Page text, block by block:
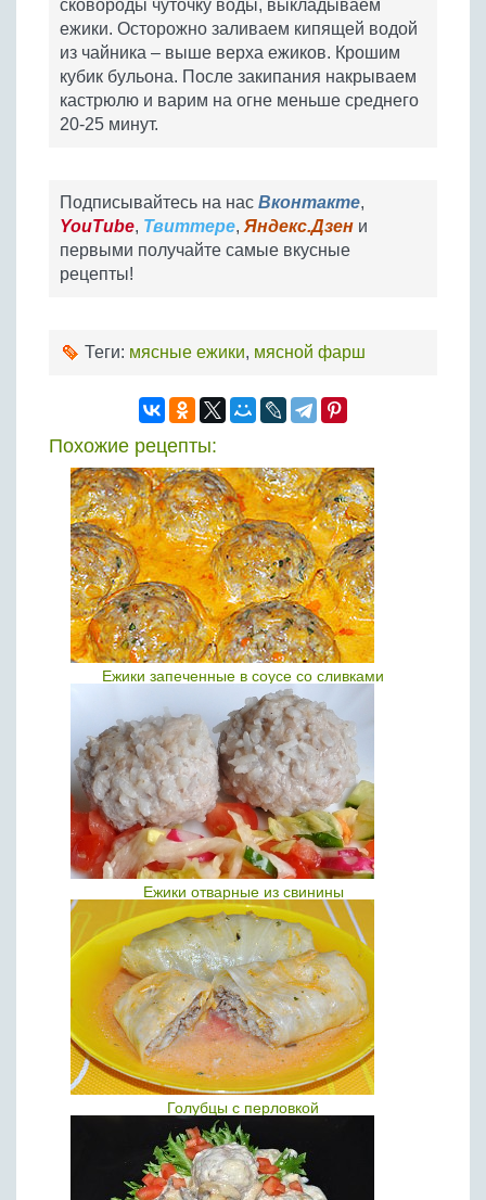
сковороды чуточку воды, выкладываем
ежики. Осторожно заливаем кипящей водой
из чайника – выше верха ежиков. Крошим
кубик бульона. После закипания накрываем
кастрюлю и варим на огне меньше среднего
20-25 минут.
Подписывайтесь на нас Вконтакте,
YouTube, Твиттере, Яндекс.Дзен и
первыми получайте самые вкусные
рецепты!
Теги: мясные ежики, мясной фарш
Похожие рецепты:
Ежики запеченные в соусе со сливками
Ежики отварные из свинины
Голубцы с перловкой